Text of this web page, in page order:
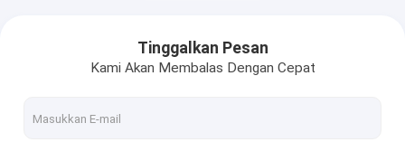
Railing Tangga Interior
Lemari Dapur Modular
Tinggalkan Pesan
Kami Akan Membalas Dengan Cepat